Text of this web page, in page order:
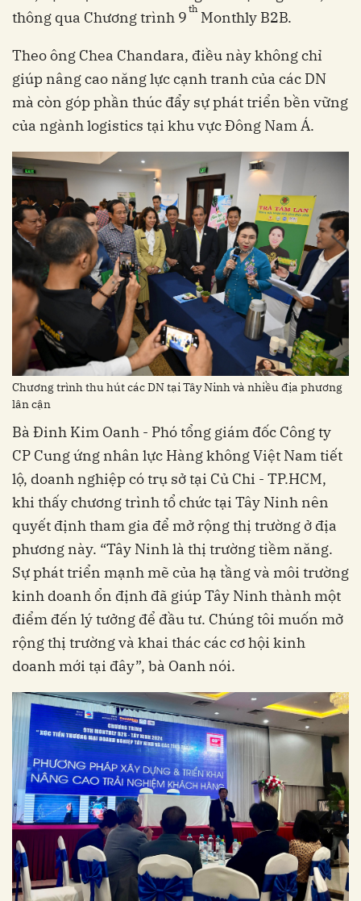
thông qua Chương trình 9 th Monthly B2B.
Theo ông Chea Chandara, điều này không chỉ
giúp nâng cao năng lực cạnh tranh của các DN
mà còn góp phần thúc đẩy sự phát triển bền vững
của ngành logistics tại khu vực Đông Nam Á.
Chương trình thu hút các DN tại Tây Ninh và nhiều địa phương
lân cận
Bà Đinh Kim Oanh - Phó tổng giám đốc Công ty
CP Cung ứng nhân lực Hàng không Việt Nam tiết
lộ, doanh nghiệp có trụ sở tại Củ Chi - TP.HCM,
khi thấy chương trình tổ chức tại Tây Ninh nên
quyết định tham gia để mở rộng thị trường ở địa
phương này. “Tây Ninh là thị trường tiềm năng.
Sự phát triển mạnh mẽ của hạ tầng và môi trường
kinh doanh ổn định đã giúp Tây Ninh thành một
điểm đến lý tưởng để đầu tư. Chúng tôi muốn mở
rộng thị trường và khai thác các cơ hội kinh
doanh mới tại đây”, bà Oanh nói.